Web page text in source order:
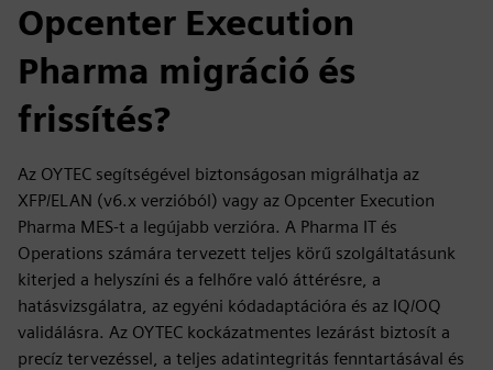
Opcenter Execution
Pharma migráció és
frissítés?
Az OYTEC segítségével biztonságosan migrálhatja az
XFP/ELAN (v6.x verzióból) vagy az Opcenter Execution
Pharma MES-t a legújabb verzióra. A Pharma IT és
Operations számára tervezett teljes körű szolgáltatásunk
kiterjed a helyszíni és a felhőre való áttérésre, a
hatásvizsgálatra, az egyéni kódadaptációra és az IQ/OQ
validálásra. Az OYTEC kockázatmentes lezárást biztosít a
precíz tervezéssel, a teljes adatintegritás fenntartásával és